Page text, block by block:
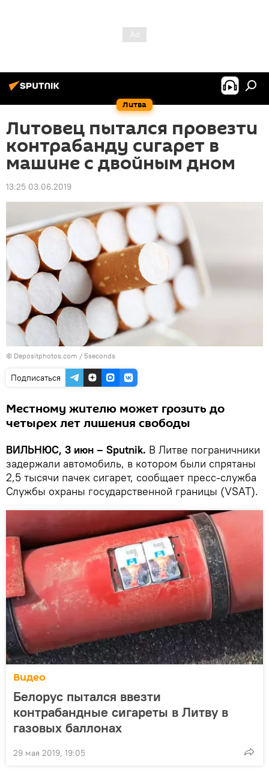
Литва
Литовец пытался провезти
контрабанду сигарет в
машине с двойным дном
13:25 03.06.2019
© Depositphotos.com / 5seconds
Подписаться
Местному жителю может грозить до
четырех лет лишения свободы
ВИЛЬНЮС, 3 июн – Sputnik. В Литве пограничники
задержали автомобиль, в котором были спрятаны
2,5 тысячи пачек сигарет, сообщает пресс-служба
Службы охраны государственной границы (VSAT).
Видео
Белорус пытался ввезти
контрабандные сигареты в Литву в
газовых баллонах
29 мая 2019, 19:05